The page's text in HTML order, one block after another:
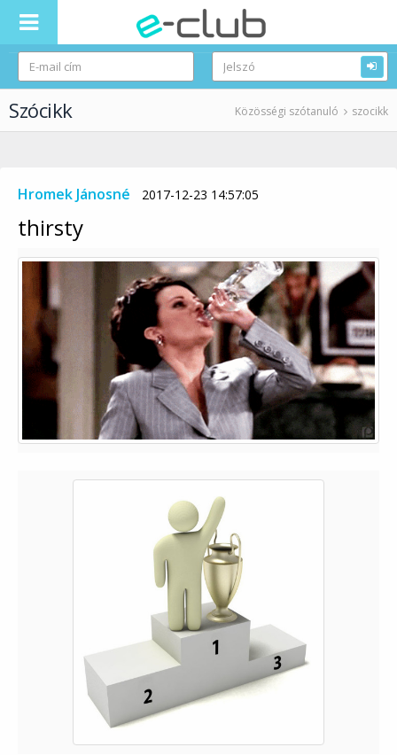
Szócikk Közösségi szótanuló szocikk
Hromek Jánosné 2017-12-23 14:57:05
thirsty